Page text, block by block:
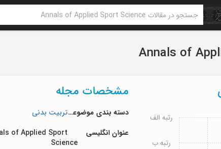
Annals of
رتبه ب
رتبه الف
مشخصات مجله
دسته بندی موضوعیتربیت بدنی
عنوان انگلیسی
of Applied Sport
Science